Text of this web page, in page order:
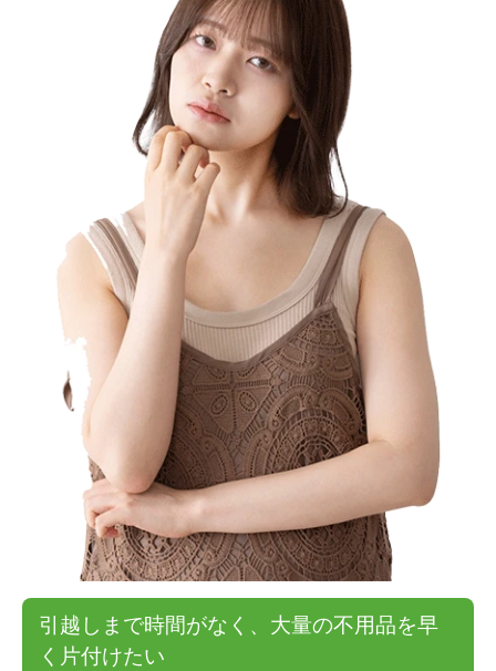
引越しまで時間がなく、大量の不用品を早
く片付けたい